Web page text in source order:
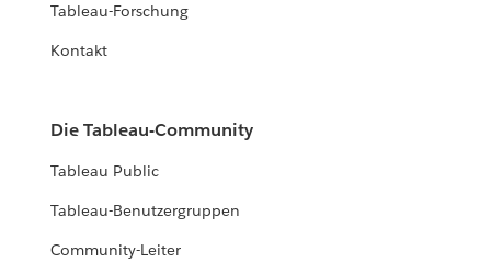
Tableau-Forschung
Kontakt
Die Tableau-Community
Tableau Public
Tableau-Benutzergruppen
Community-Leiter